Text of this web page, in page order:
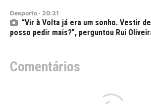
Desporto · 20:31
“Vir à Volta já era um sonho. Vestir
posso pedir mais?”, perguntou Rui
Comentários